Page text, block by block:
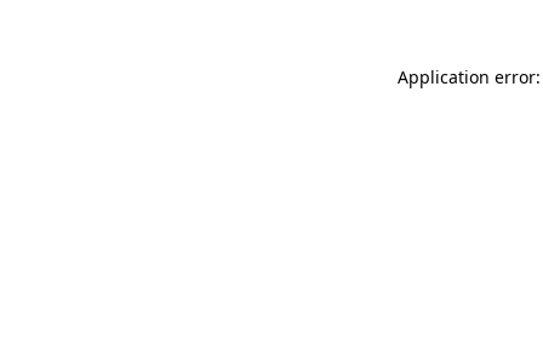
Application